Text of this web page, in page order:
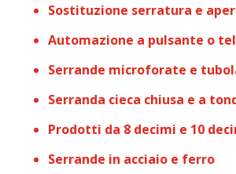
Sostituzione serratura e
Automazione a pulsante o
Serrande microforate e
Serranda cieca chiusa e a
Prodotti da 8 decimi e 10
Serrande in acciaio e ferro